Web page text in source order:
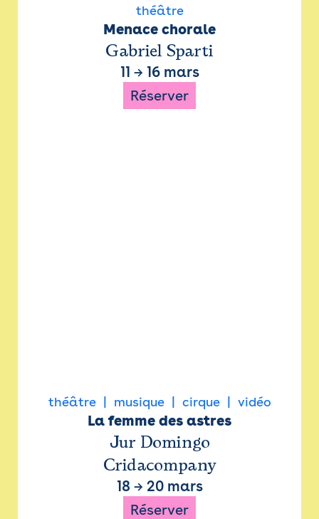
théâtre
Menace chorale
Gabriel Sparti
11 → 16 mars
Réserver
théâtre musique cirque vidéo
La femme des astres
Jur Domingo
Cridacompany
18 → 20 mars
Réserver